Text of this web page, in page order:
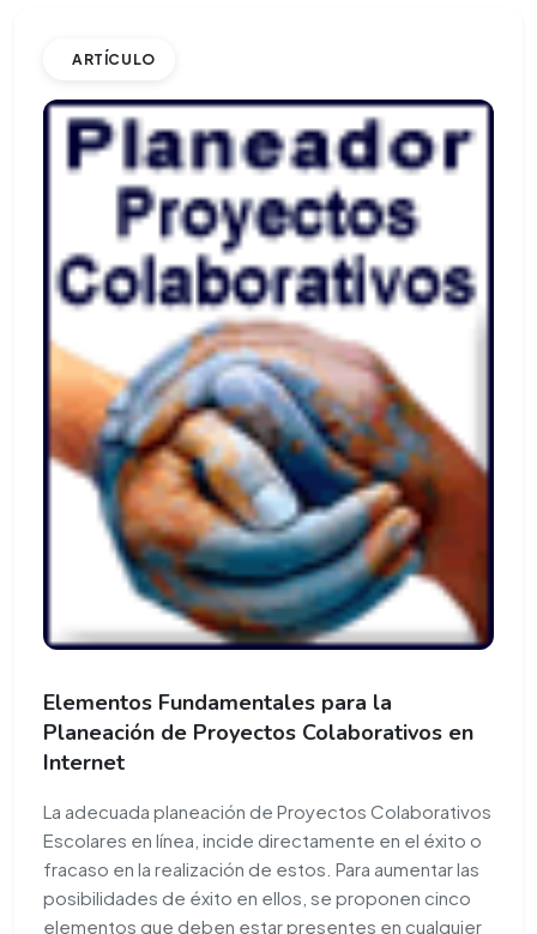
ARTÍCULO
Elementos Fundamentales para la
Planeación de Proyectos Colaborativos en
Internet
La adecuada planeación de Proyectos Colaborativos
Escolares en línea, incide directamente en el éxito o
fracaso en la realización de estos. Para aumentar las
posibilidades de éxito en ellos, se proponen cinco
elementos que deben estar presentes en cualquier